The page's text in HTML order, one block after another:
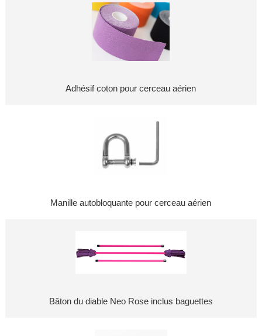
Adhésif coton pour cerceau aérien
Manille autobloquante pour cerceau aérien
Bâton du diable Neo Rose inclus baguettes